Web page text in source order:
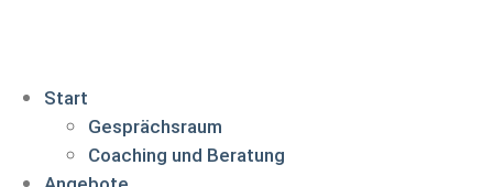
Start
Gesprächsraum
Coaching und Beratung